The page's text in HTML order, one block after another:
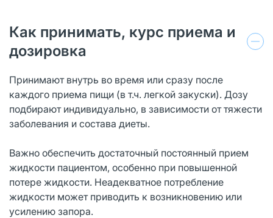
Как принимать, курс приема и
дозировка
Принимают внутрь во время или сразу после
каждого приема пищи (в т.ч. легкой закуски). Дозу
подбирают индивидуально, в зависимости от тяжести
заболевания и состава диеты.
Важно обеспечить достаточный постоянный прием
жидкости пациентом, особенно при повышенной
потере жидкости. Неадекватное потребление
жидкости может приводить к возникновению или
усилению запора.